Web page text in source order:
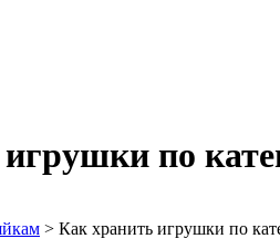
по
> Как хранить игрушки по